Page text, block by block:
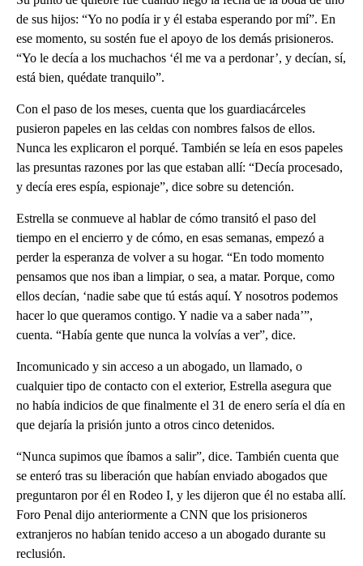
de sus hijos: “Yo no podía ir y él estaba esperando por mí”. En
ese momento, su sostén fue el apoyo de los demás prisioneros.
“Yo le decía a los muchachos ‘él me va a perdonar’, y decían, sí,
está bien, quédate tranquilo”.
Con el paso de los meses, cuenta que los guardiacárceles
pusieron papeles en las celdas con nombres falsos de ellos.
Nunca les explicaron el porqué. También se leía en esos papeles
las presuntas razones por las que estaban allí: “Decía procesado,
y decía eres espía, espionaje”, dice sobre su detención.
Estrella se conmueve al hablar de cómo transitó el paso del
tiempo en el encierro y de cómo, en esas semanas, empezó a
perder la esperanza de volver a su hogar. “En todo momento
pensamos que nos iban a limpiar, o sea, a matar. Porque, como
ellos decían, ‘nadie sabe que tú estás aquí. Y nosotros podemos
hacer lo que queramos contigo. Y nadie va a saber nada’”,
cuenta. “Había gente que nunca la volvías a ver”, dice.
Incomunicado y sin acceso a un abogado, un llamado, o
cualquier tipo de contacto con el exterior, Estrella asegura que
no había indicios de que finalmente el 31 de enero sería el día en
que dejaría la prisión junto a otros cinco detenidos.
“Nunca supimos que íbamos a salir”, dice. También cuenta que
se enteró tras su liberación que habían enviado abogados que
preguntaron por él en Rodeo I, y les dijeron que él no estaba allí.
Foro Penal dijo anteriormente a CNN que los prisioneros
extranjeros no habían tenido acceso a un abogado durante su
reclusión.